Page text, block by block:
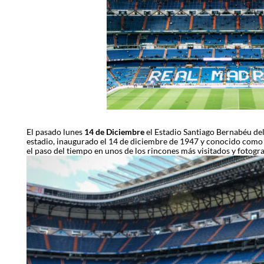
El pasado lunes 14 de Diciembreel Estadio Santiago Bernabéu
estadio, inaugurado el 14 de diciembre de 1947 y conocido
el paso del tiempo en unos de los rincones más visitados y